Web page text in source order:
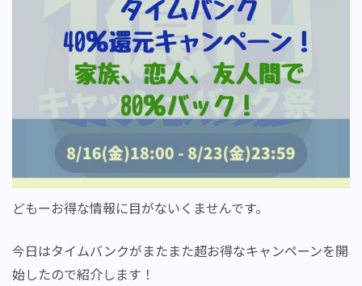
どもーお得な情報に目がないくませんです。
今日はタイムバンクがまたまた超お得なキャンペーンを開
始したので紹介します！